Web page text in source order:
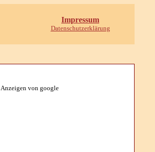
Impressum
Datenschutzerklärung
Anzeigen von google